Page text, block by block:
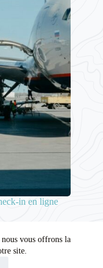
nous vous offrons la
site.
in en ligne